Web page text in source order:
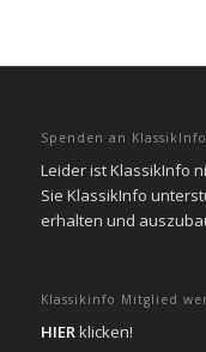
Spenden an KlassikInfo
Leider ist KlassikInfo
Sie KlassikInfo
erhalten und
Klassikinfo Mitglied
HIERklicken!